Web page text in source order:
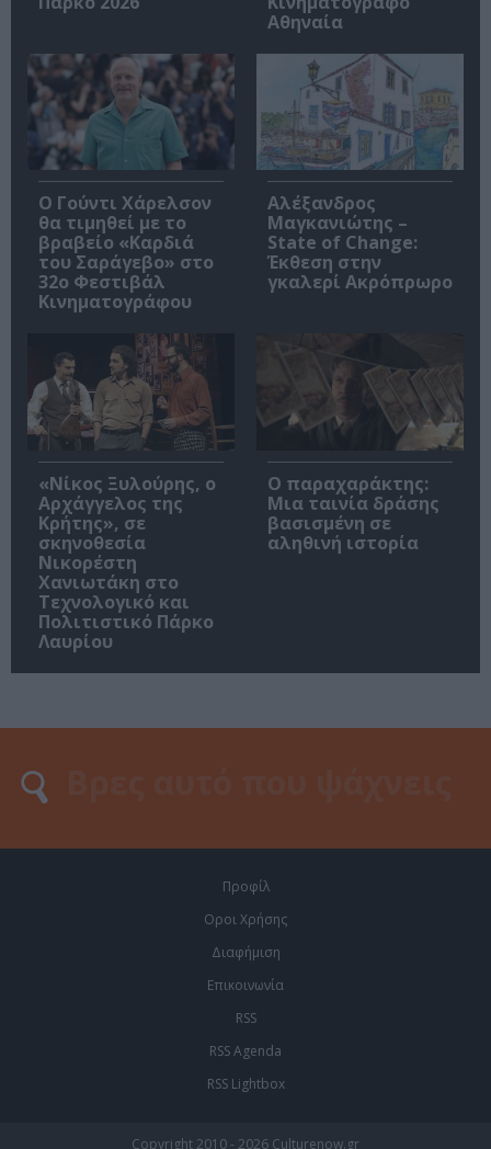
Αθηναία
Ο Γούντι Χάρελσον
θα τιμηθεί με το
βραβείο «Καρδιά
του Σαράγεβο» στο
32ο Φεστιβάλ
Κινηματογράφου
Αλέξανδρος
Μαγκανιώτης –
State of Change:
Έκθεση στην
γκαλερί Ακρόπρωρο
«Νίκος Ξυλούρης, ο
Αρχάγγελος της
Κρήτης», σε
σκηνοθεσία
Νικορέστη
Χανιωτάκη στο
Τεχνολογικό και
Πολιτιστικό Πάρκο
Λαυρίου
Ο παραχαράκτης:
Μια ταινία δράσης
βασισμένη σε
αληθινή ιστορία
Προφίλ
Οροι Χρήσης
Διαφήμιση
Επικοινωνία
RSS
RSS Agenda
RSS Lightbox
Copyright 2010 - 2026 Culturenow.gr